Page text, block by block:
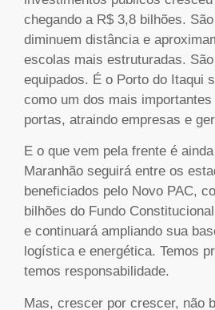
chegando a R$ 3,8 bilhões.
diminuem distância e
escolas mais estruturadas.
equipados. É o Porto do Itaqui
como um dos mais
portas, atraindo empresas e
E o que vem pela frente é
Maranhão seguirá entre os
beneficiados pelo Novo PAC,
bilhões do Fundo
e continuará ampliando sua
logística e energética. Temos
temos responsabilidade.
Mas, crescer por crescer, não